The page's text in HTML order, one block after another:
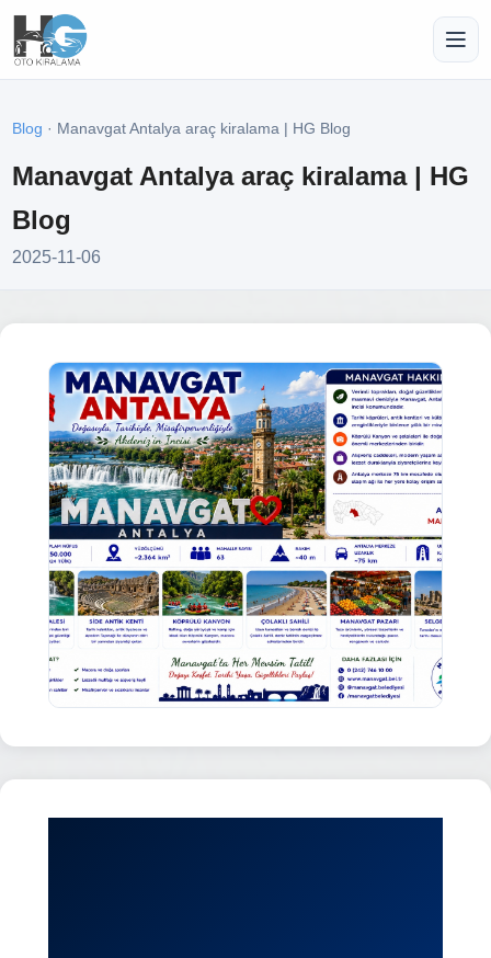
Blog · Manavgat Antalya araç kiralama | HG Blog
Manavgat Antalya araç kiralama | HG
Blog
2025-11-06